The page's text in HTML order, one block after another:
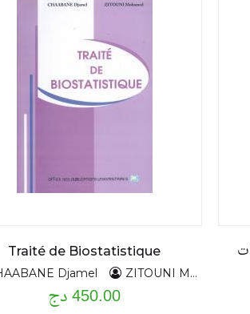
Traité de Biostatistique
Djamel ZITOUNI Mohamed
450.00 دج